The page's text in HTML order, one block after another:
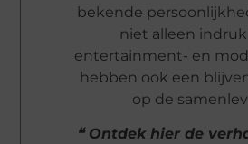
bekende
niet alleen
entertainment- en
hebben ook een
op de
❝ Ontdek hier de